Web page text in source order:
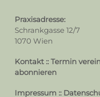
Praxisadresse:
Schrankgasse 12/7
1070 Wien
Kontakt :: Termin
abonnieren
Impressum ::